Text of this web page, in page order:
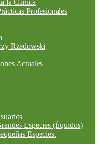
la Clínica
Profesionales
Rzedowski
Actuales
Especies (Équidos)
Especies.